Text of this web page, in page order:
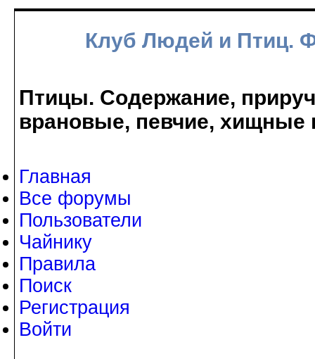
Клуб Людей и Птиц.
Птицы. Содержание,
врановые, певчие, хищные
Главная
Все форумы
Пользователи
Чайнику
Правила
Поиск
Регистрация
Войти